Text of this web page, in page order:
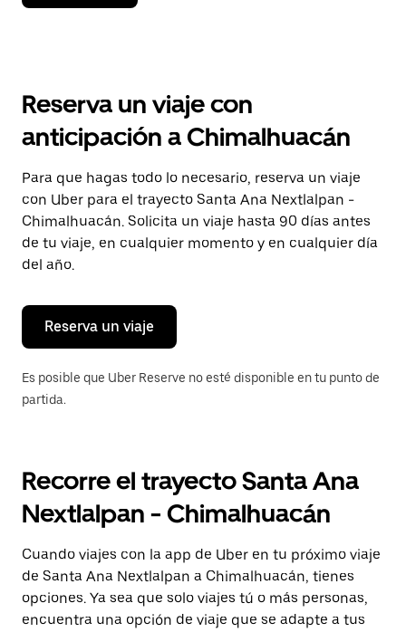
flecha
el
y
selecciona
una
fecha.
Presiona
la
tecla Esc
para
cerrar
calendario.
Reserva un viaje con
anticipación a Chimalhuacán
Para que hagas todo lo necesario, reserva un viaje
con Uber para el trayecto Santa Ana Nextlalpan -
Chimalhuacán. Solicita un viaje hasta 90 días antes
de tu viaje, en cualquier momento y en cualquier día
del año.
Reserva un viaje
Es posible que Uber Reserve no esté disponible en tu punto de
partida.
Recorre el trayecto Santa Ana
Nextlalpan - Chimalhuacán
Cuando viajes con la app de Uber en tu próximo viaje
de Santa Ana Nextlalpan a Chimalhuacán, tienes
opciones. Ya sea que solo viajes tú o más personas,
encuentra una opción de viaje que se adapte a tus